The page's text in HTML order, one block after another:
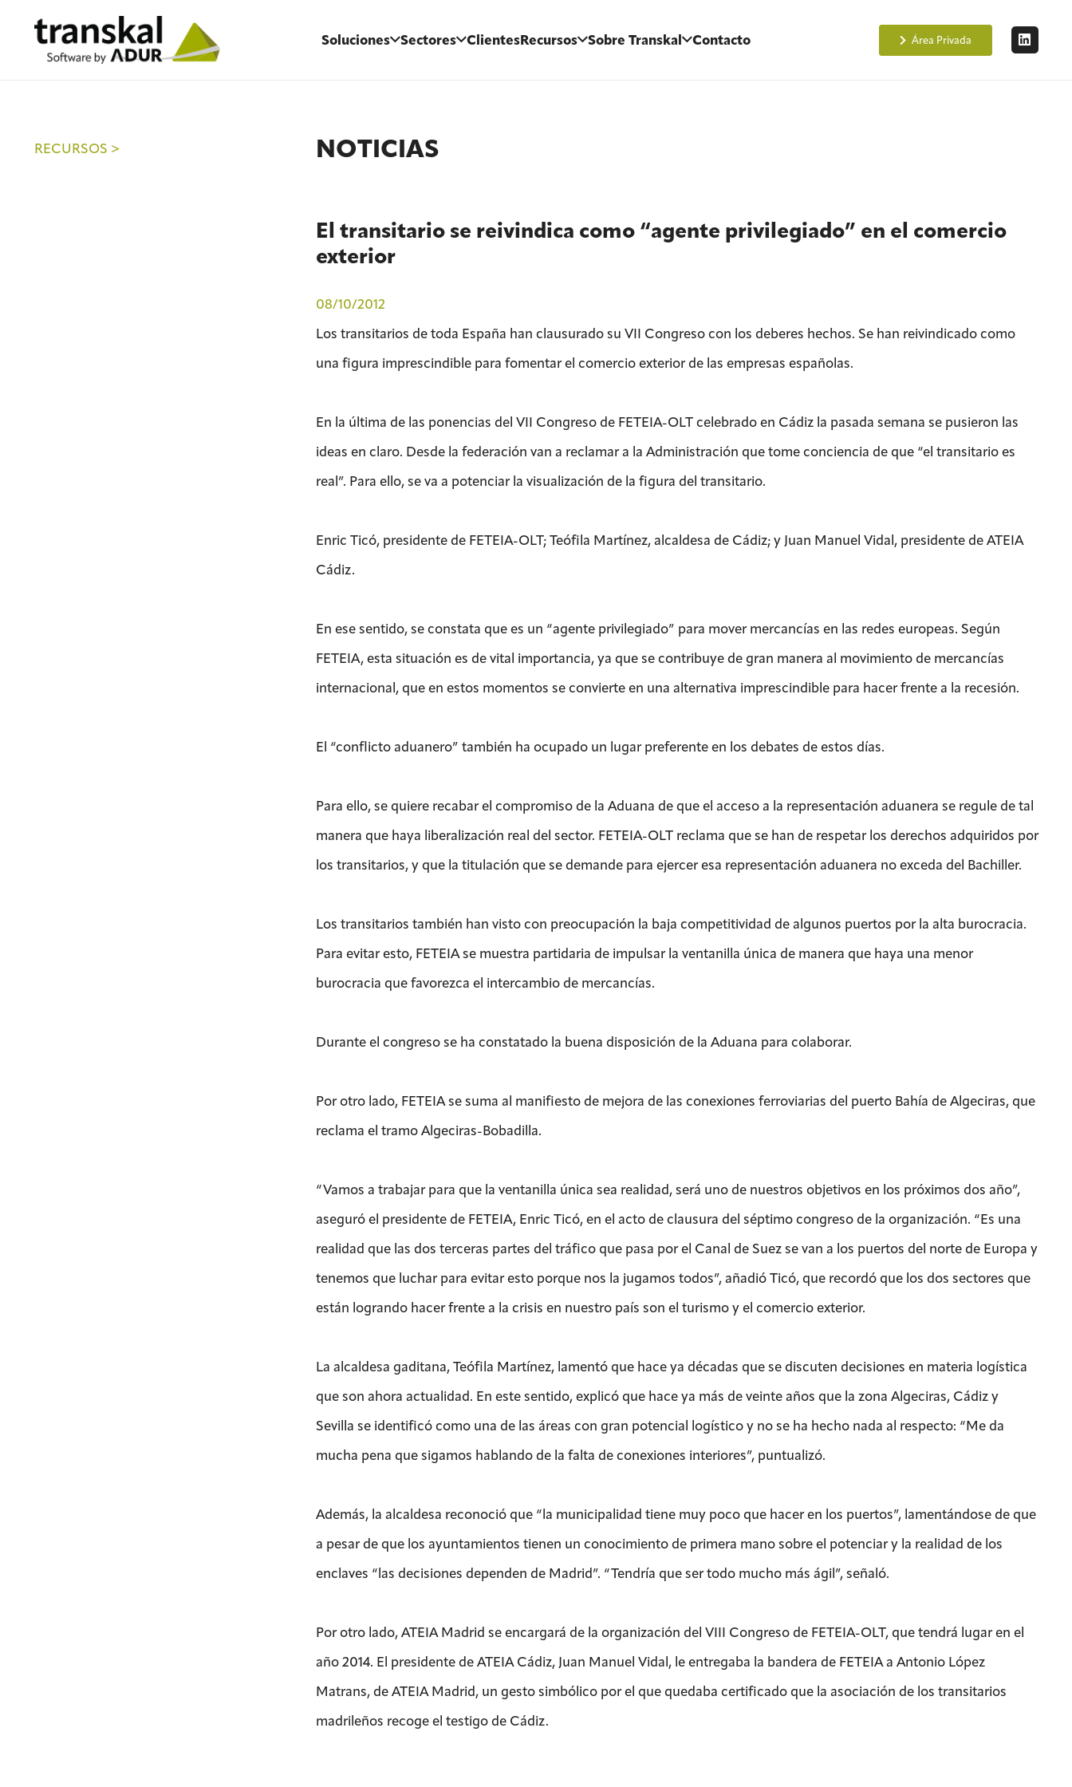
Soluciones Sectores ClientesRecursos Sobre Transkal Contacto Área Privada
RECURSOS > NOTICIAS
El transitario se reivindica como “agente privilegiado” en el comercio
exterior
08/10/2012
Los transitarios de toda España han clausurado su VII Congreso con los deberes hechos. Se han reivindicado como
una figura imprescindible para fomentar el comercio exterior de las empresas españolas.
En la última de las ponencias del VII Congreso de FETEIA-OLT celebrado en Cádiz la pasada semana se pusieron las
ideas en claro. Desde la federación van a reclamar a la Administración que tome conciencia de que “el transitario es
real”. Para ello, se va a potenciar la visualización de la figura del transitario.
Enric Ticó, presidente de FETEIA-OLT; Teófila Martínez, alcaldesa de Cádiz; y Juan Manuel Vidal, presidente de ATEIA
Cádiz.
En ese sentido, se constata que es un “agente privilegiado” para mover mercancías en las redes europeas. Según
FETEIA, esta situación es de vital importancia, ya que se contribuye de gran manera al movimiento de mercancías
internacional, que en estos momentos se convierte en una alternativa imprescindible para hacer frente a la recesión.
El “conflicto aduanero” también ha ocupado un lugar preferente en los debates de estos días.
Para ello, se quiere recabar el compromiso de la Aduana de que el acceso a la representación aduanera se regule de tal
manera que haya liberalización real del sector. FETEIA-OLT reclama que se han de respetar los derechos adquiridos por
los transitarios, y que la titulación que se demande para ejercer esa representación aduanera no exceda del Bachiller.
Los transitarios también han visto con preocupación la baja competitividad de algunos puertos por la alta burocracia.
Para evitar esto, FETEIA se muestra partidaria de impulsar la ventanilla única de manera que haya una menor
burocracia que favorezca el intercambio de mercancías.
Durante el congreso se ha constatado la buena disposición de la Aduana para colaborar.
Por otro lado, FETEIA se suma al manifiesto de mejora de las conexiones ferroviarias del puerto Bahía de Algeciras, que
reclama el tramo Algeciras-Bobadilla.
“Vamos a trabajar para que la ventanilla única sea realidad, será uno de nuestros objetivos en los próximos dos año”,
aseguró el presidente de FETEIA, Enric Ticó, en el acto de clausura del séptimo congreso de la organización. “Es una
realidad que las dos terceras partes del tráfico que pasa por el Canal de Suez se van a los puertos del norte de Europa y
tenemos que luchar para evitar esto porque nos la jugamos todos”, añadió Ticó, que recordó que los dos sectores que
están logrando hacer frente a la crisis en nuestro país son el turismo y el comercio exterior.
La alcaldesa gaditana, Teófila Martínez, lamentó que hace ya décadas que se discuten decisiones en materia logística
que son ahora actualidad. En este sentido, explicó que hace ya más de veinte años que la zona Algeciras, Cádiz y
Sevilla se identificó como una de las áreas con gran potencial logístico y no se ha hecho nada al respecto: “Me da
mucha pena que sigamos hablando de la falta de conexiones interiores”, puntualizó.
Además, la alcaldesa reconoció que “la municipalidad tiene muy poco que hacer en los puertos”, lamentándose de que
a pesar de que los ayuntamientos tienen un conocimiento de primera mano sobre el potenciar y la realidad de los
enclaves “las decisiones dependen de Madrid”. “Tendría que ser todo mucho más ágil”, señaló.
Por otro lado, ATEIA Madrid se encargará de la organización del VIII Congreso de FETEIA-OLT, que tendrá lugar en el
año 2014. El presidente de ATEIA Cádiz, Juan Manuel Vidal, le entregaba la bandera de FETEIA a Antonio López
Matrans, de ATEIA Madrid, un gesto simbólico por el que quedaba certificado que la asociación de los transitarios
madrileños recoge el testigo de Cádiz.